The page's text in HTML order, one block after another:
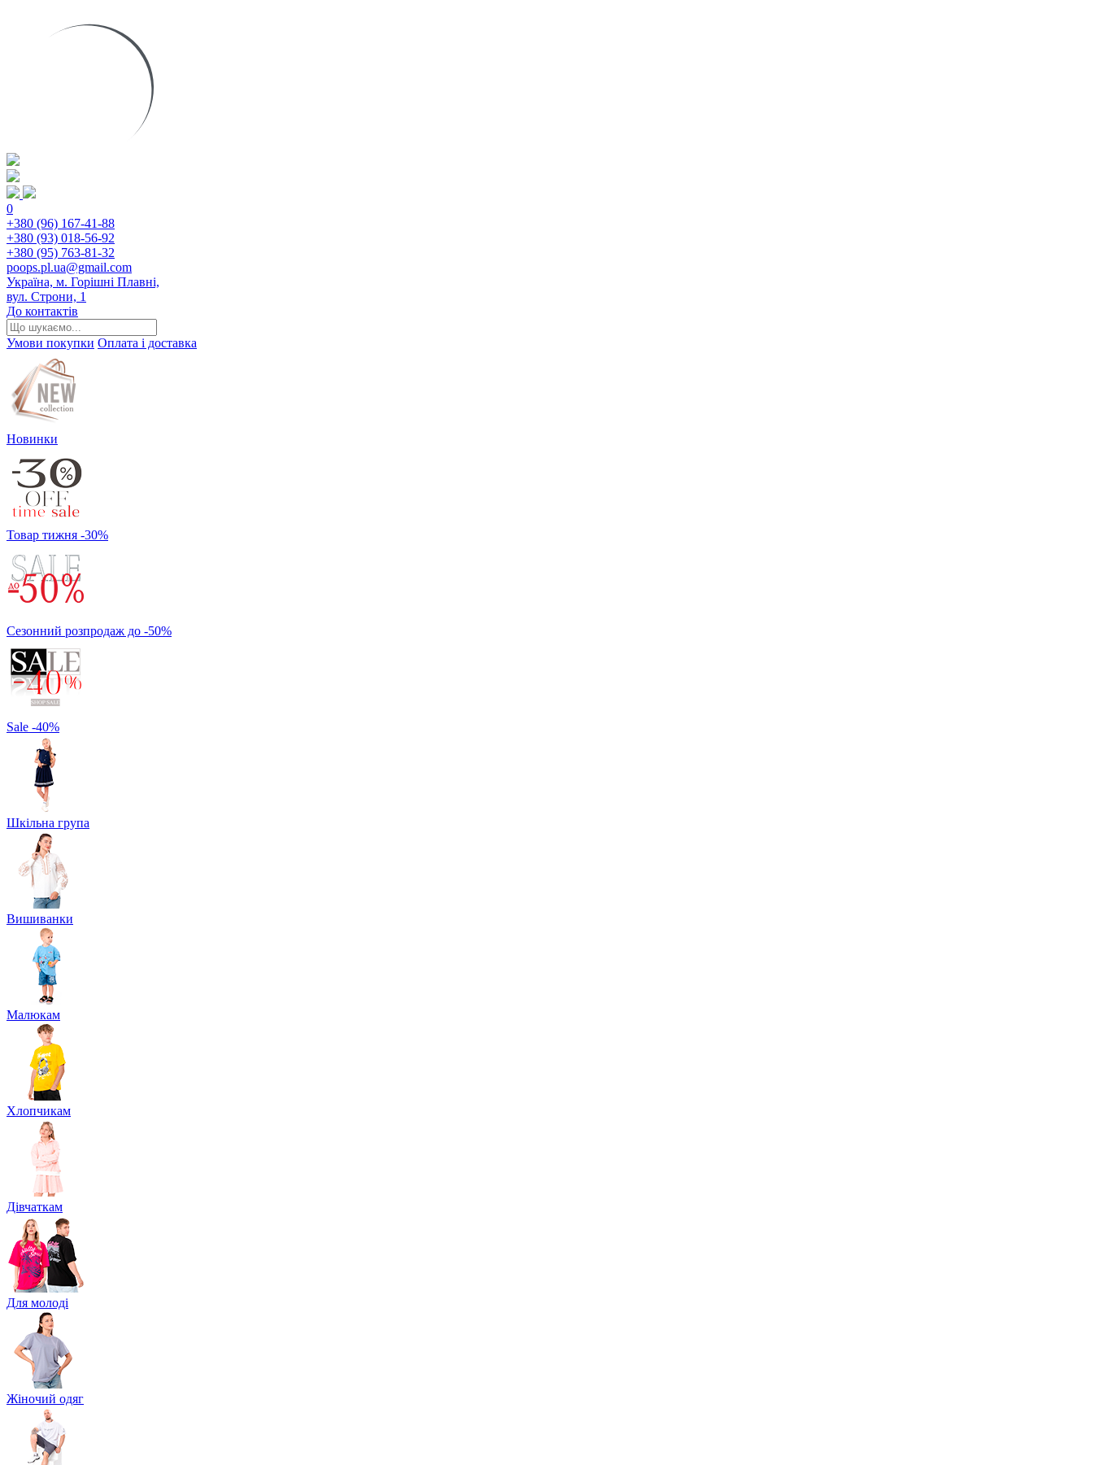
0
+380 (96) 167-41-88
+380 (93) 018-56-92
+380 (95) 763-81-32
poops.pl.ua@gmail.com
Україна, м. Горішні Плавні,
вул. Строни, 1
До контактів
Умови покупки Оплата і доставка
Новинки
Товар тижня -30%
Сезонний розпродаж до -50%
Sale -40%
Шкільна група
Вишиванки
Малюкам
Хлопчикам
Дівчаткам
Для молоді
Жіночий одяг